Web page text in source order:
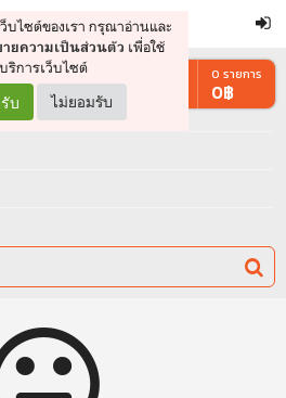
ารต่อ
บไซต์ของเรา กรุณาอ่านและ
ยความเป็นส่วนตัว เพื่อใช้
บริการเว็บไซต์
บ ไม่ยอมรับ
0 รายการ
0฿